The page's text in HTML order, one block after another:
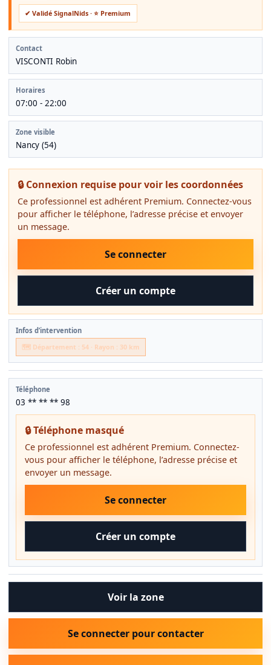
✔ Validé SignalNids · ⭐ Premium
Contact
VISCONTI Robin
Horaires
07:00 - 22:00
Zone visible
Nancy (54)
🔒 Connexion requise pour voir les coordonnées
Ce professionnel est adhérent Premium. Connectez-vous
pour afficher le téléphone, l’adresse précise et envoyer
un message.
Se connecter
Créer un compte
Infos d’intervention
🗺️ Département : 54 · Rayon : 30 km
Téléphone
03 ** ** ** 98
🔒 Téléphone masqué
Ce professionnel est adhérent Premium. Connectez-
vous pour afficher le téléphone, l’adresse précise et
envoyer un message.
Se connecter
Créer un compte
Voir la zone
Se connecter pour contacter